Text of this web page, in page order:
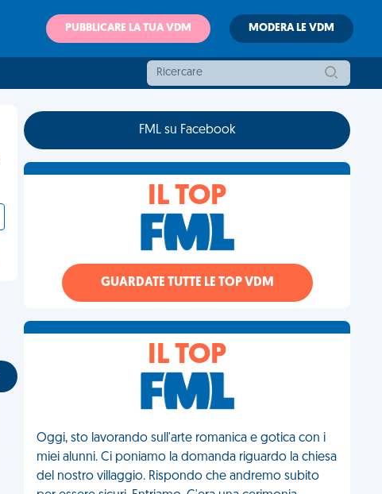
PUBBLICARE LA TUA VDM MODERA LE VDM
FML su Facebook
IL TOP
GUARDATE TUTTE LE TOP VDM
IL TOP
Oggi, sto lavorando sull'arte romanica e gotica con i
miei alunni. Ci poniamo la domanda riguardo la chiesa
del nostro villaggio. Rispondo che andremo subito